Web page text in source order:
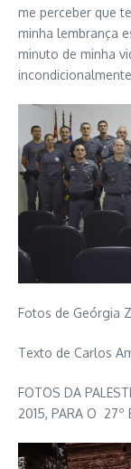
me perceber que
minha lembrança
minuto de minha
Fotos de Geórgia
Texto de Carlos
FOTOS DA
2015, PARA O 27º